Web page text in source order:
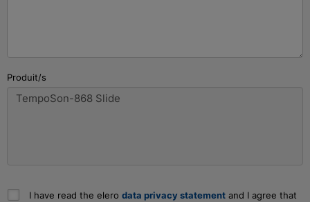
Produit/s
I have read the elero data privacy statement and I agree that